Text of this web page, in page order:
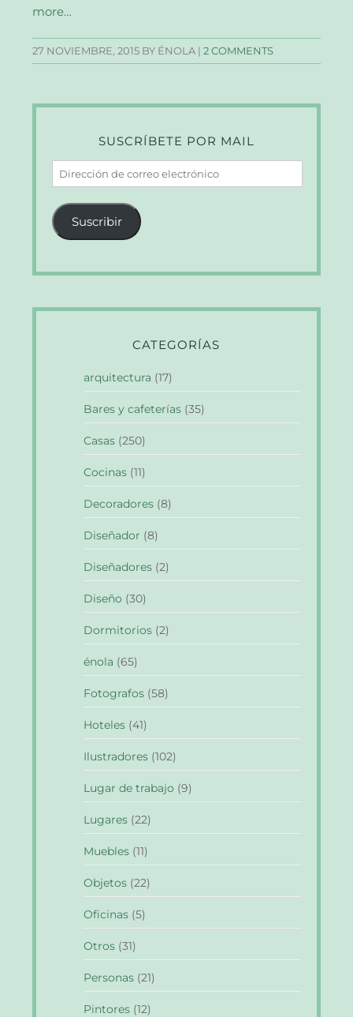
more…
27 NOVIEMBRE, 2015 BY ÉNOLA |2 COMMENTS
SUSCRÍBETE POR MAIL
Dirección
de
correo
electrónico
Suscribir
CATEGORÍAS
arquitectura (17)
Bares y cafeterías (35)
Casas (250)
Cocinas (11)
Decoradores (8)
Diseñador (8)
Diseñadores (2)
Diseño (30)
Dormitorios (2)
énola (65)
Fotografos (58)
Hoteles (41)
Ilustradores (102)
Lugar de trabajo (9)
Lugares (22)
Muebles (11)
Objetos (22)
Oficinas (5)
Otros (31)
Personas (21)
Pintores (12)